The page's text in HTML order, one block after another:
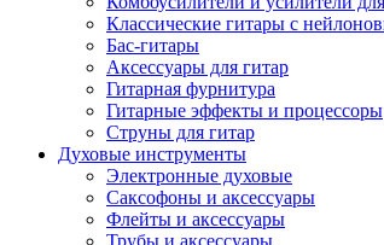
Классические гитары с
Бас-гитары
Аксессуары для гитар
Гитарная фурнитура
Гитарные эффекты и процессоры
Струны для гитар
Духовые инструменты
Электронные духовые
Саксофоны и аксессуары
Флейты и аксессуары
Трубы и аксессуары